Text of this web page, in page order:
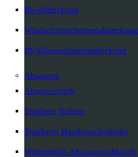
RV-Abdeckung
Windschutzscheibenabdeckung
RV-Klimaanlagenabdeckung
Abwasser
Abwassertank
Tragbare Toilette
Tragbarer Handwaschständer
Wohnmobil-Abwasserschlauch